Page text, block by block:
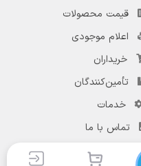
قیمت محصولات
اعلام موجودی
خریداران
تأمین‌کنندگان
خدمات
تماس با ما